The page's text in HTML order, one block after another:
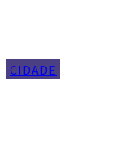
CIDADE